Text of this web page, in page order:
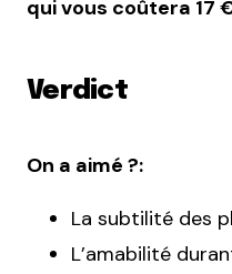
qui vous coûtera 17
Verdict
On a aimé ?:
La subtilité des
L’amabilité